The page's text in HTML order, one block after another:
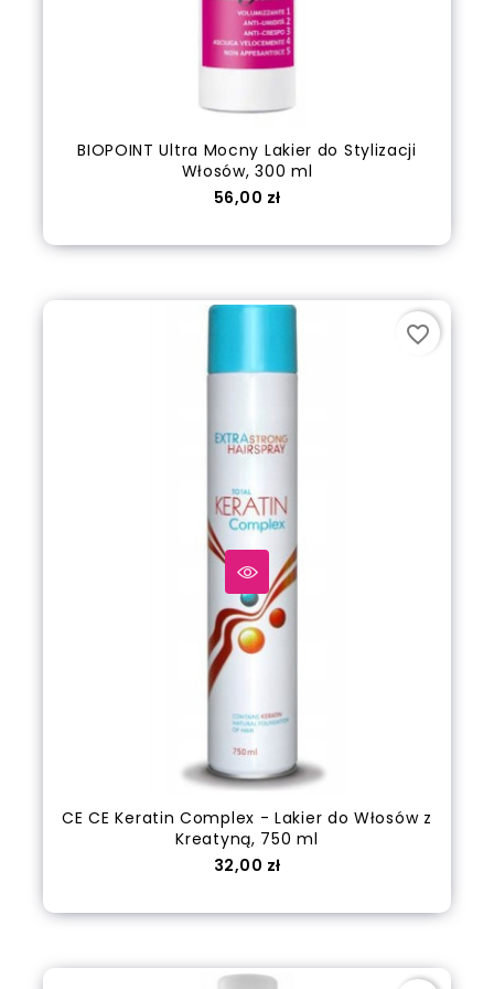
BIOPOINT Ultra Mocny Lakier do Stylizacji
Włosów, 300 ml
Cena
56,00 zł
CE CE Keratin Complex - Lakier do Włosów z
Kreatyną, 750 ml
Cena
32,00 zł
favorite_border